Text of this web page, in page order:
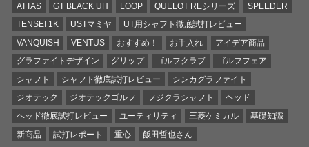
ATTAS
GT BLACK UH LOOP QUELOT REシリーズ
SPEEDER
TENSEI 1K
USTマミヤ
UT用シャフト徹底試打レビュー
VANQUISH
VENTUS おすすめ！ お手入れ
アイデア商品
グラファイトデザイン
グリップ ゴルフクラブ
ゴルフフェア
シャフト
シャフト徹底試打レビュー
シンカグラファイト
ジオテック
ジオテックゴルフ フジクラシャフト
ヘッド
ヘッド徹底試打レビュー
ユーティリティ 三菱ケミカル
基礎知識
新商品
試打レポート 重心 飯田哲也さん